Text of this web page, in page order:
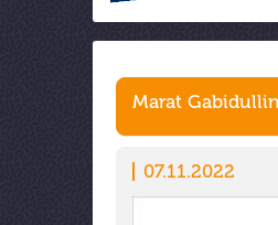
Marat
07.11.2022